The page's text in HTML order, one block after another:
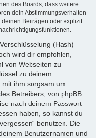
des Boards, dass weitere
dein Abstimmungsverhalten
deinen Beiträgen oder explizit
(Hash)
wird dir empfohlen,
von Webseiten zu
zu deinem
ihm sorgsam um.
Betreibers, von phpBB
nach deinem Passwort
haben, so kannst du
benutzen. Die
Benutzernamen und